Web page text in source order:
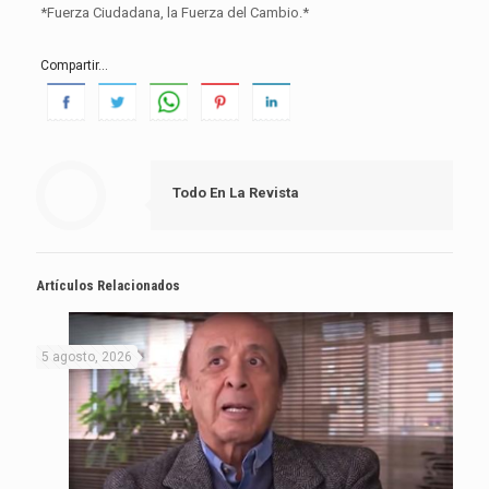
*Fuerza Ciudadana, la Fuerza del Cambio.*
Compartir...
Todo En La Revista
Artículos Relacionados
5 agosto, 2026